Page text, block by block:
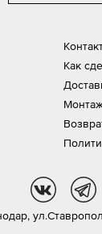
Как
vk